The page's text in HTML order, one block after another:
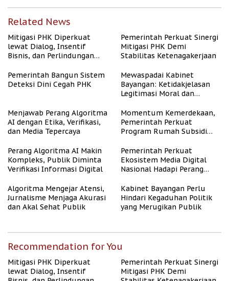
Related News
Mitigasi PHK Diperkuat
lewat Dialog, Insentif
Bisnis, dan Perlindungan
Pemerintah Perkuat Sinergi
Mitigasi PHK Demi
Stabilitas Ketenagakerjaan
Pemerintah Bangun Sistem
Deteksi Dini Cegah PHK
Mewaspadai Kabinet
Bayangan: Ketidakjelasan
Legitimasi Moral dan
Menjawab Perang Algoritma
AI dengan Etika, Verifikasi,
dan Media Tepercaya
Momentum Kemerdekaan,
Pemerintah Perkuat
Program Rumah Subsidi
Berpenghasilan Rendah
Perang Algoritma AI Makin
Kompleks, Publik Diminta
Verifikasi Informasi Digital
Pemerintah Perkuat
Ekosistem Media Digital
Nasional Hadapi Perang
Algoritma Mengejar Atensi,
Jurnalisme Menjaga Akurasi
dan Akal Sehat Publik
Kabinet Bayangan Perlu
Hindari Kegaduhan Politik
yang Merugikan Publik
Recommendation for You
Mitigasi PHK Diperkuat
lewat Dialog, Insentif
Pemerintah Perkuat Sinergi
Mitigasi PHK Demi